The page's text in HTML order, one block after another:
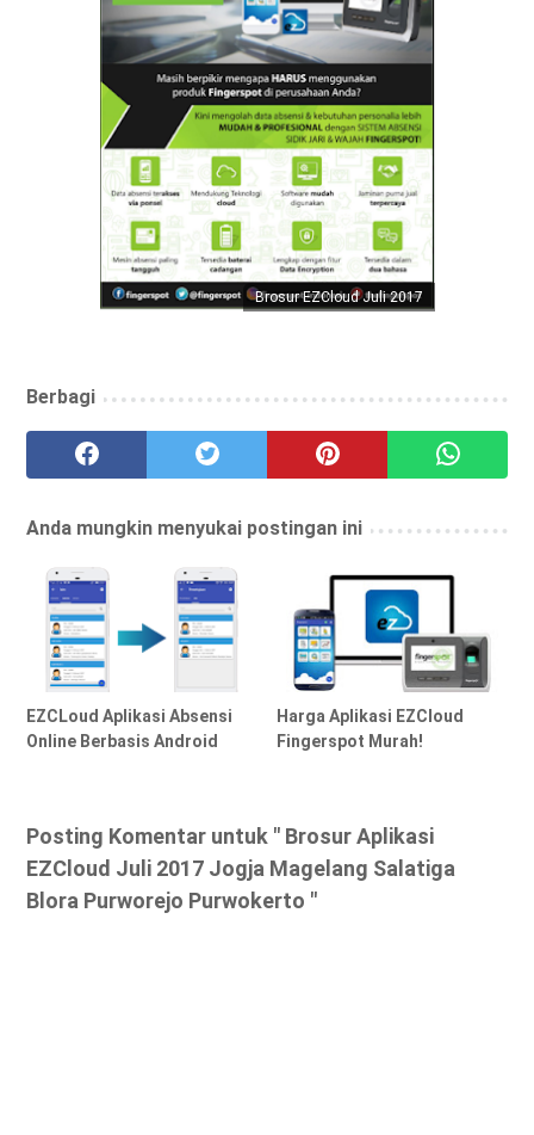
Brosur EZCloud Juli 2017
Berbagi
Anda mungkin menyukai postingan ini
EZCLoud Aplikasi Absensi
Online Berbasis Android
Harga Aplikasi EZCloud
Fingerspot Murah!
Posting Komentar untuk " Brosur Aplikasi
EZCloud Juli 2017 Jogja Magelang Salatiga
Blora Purworejo Purwokerto "